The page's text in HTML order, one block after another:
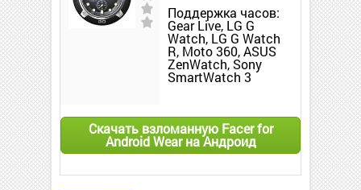
Поддержка часов:
Gear Live, LG G
Watch, LG G Watch
R, Moto 360, ASUS
ZenWatch, Sony
SmartWatch 3
Скачать взломанную Facer for
Android Wear на Андроид